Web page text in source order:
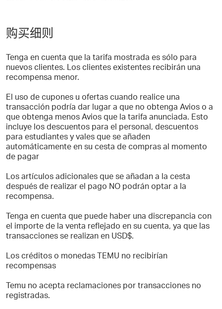
购买细则
Tenga en cuenta que la tarifa mostrada es sólo para
nuevos clientes. Los clientes existentes recibirán una
recompensa menor.
El uso de cupones u ofertas cuando realice una
transacción podría dar lugar a que no obtenga Avios o a
que obtenga menos Avios que la tarifa anunciada. Esto
incluye los descuentos para el personal, descuentos
para estudiantes y vales que se añaden
automáticamente en su cesta de compras al momento
de pagar
Los artículos adicionales que se añadan a la cesta
después de realizar el pago NO podrán optar a la
recompensa.
Tenga en cuenta que puede haber una discrepancia con
el importe de la venta reflejado en su cuenta, ya que las
transacciones se realizan en USD$.
Los créditos o monedas TEMU no recibirían
recompensas
Temu no acepta reclamaciones por transacciones no
registradas.